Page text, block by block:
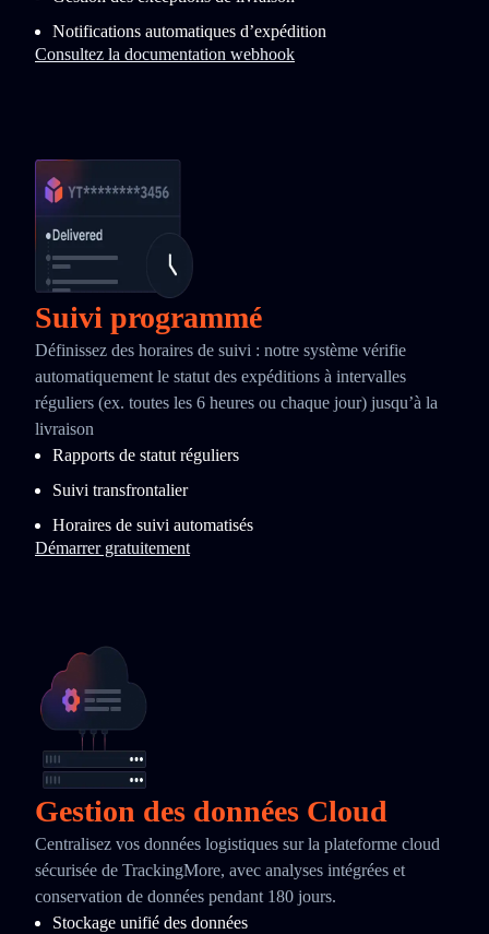
Notifications automatiques d’expédition
Consultez la documentation webhook
Suivi programmé
Définissez des horaires de suivi : notre système vérifie
automatiquement le statut des expéditions à intervalles
réguliers (ex. toutes les 6 heures ou chaque jour) jusqu’à la
livraison
Rapports de statut réguliers
Suivi transfrontalier
Horaires de suivi automatisés
Démarrer gratuitement
Gestion des données Cloud
Centralisez vos données logistiques sur la plateforme cloud
sécurisée de TrackingMore, avec analyses intégrées et
conservation de données pendant 180 jours.
Stockage unifié des données